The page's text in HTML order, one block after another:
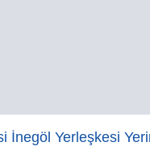
İnegöl Yerleşkesi